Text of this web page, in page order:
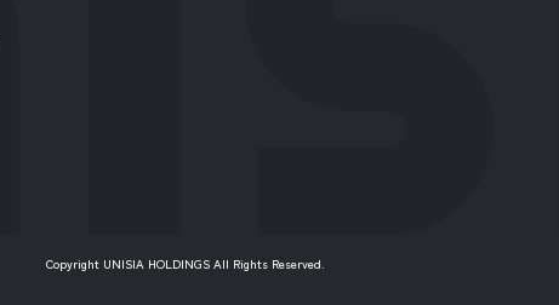
Copyright UNISIA HOLDINGS All Rights Reserved.